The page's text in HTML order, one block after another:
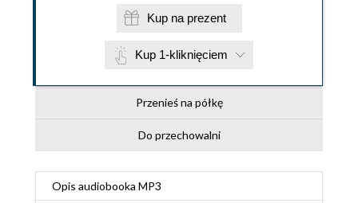
Kup na prezent
Kup 1-kliknięciem
Przenieś na półkę
Do przechowalni
Opis audiobooka MP3